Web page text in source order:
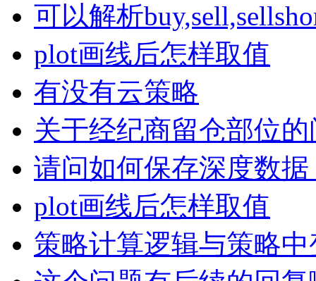
可以解析
plot画线后怎样取值
有没有云策略
关于经纪商留仓部位
请问如何保存深度数据
plot画线后怎样取值
策略计算逻辑与策略